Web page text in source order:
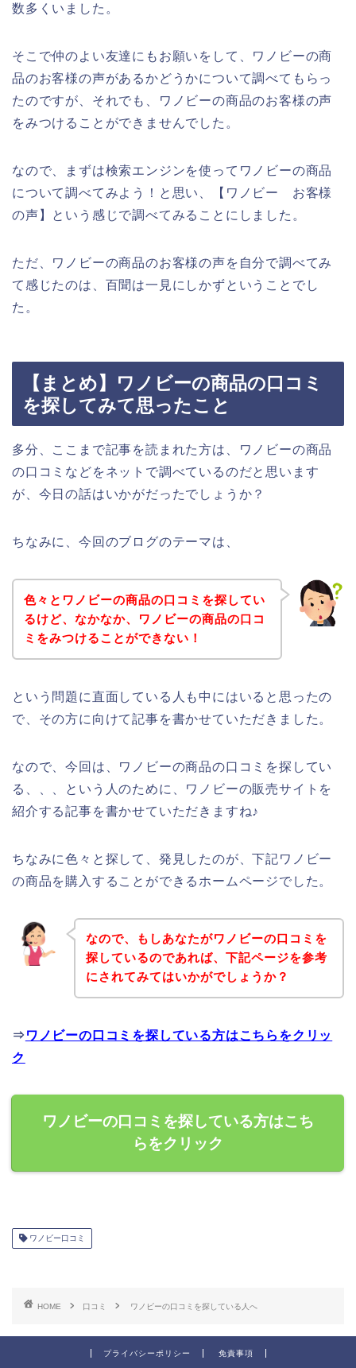
数多くいました。
そこで仲のよい友達にもお願いをして、ワノビーの商
品のお客様の声があるかどうかについて調べてもらっ
たのですが、それでも、ワノビーの商品のお客様の声
をみつけることができませんでした。
なので、まずは検索エンジンを使ってワノビーの商品
について調べてみよう！と思い、【ワノビー お客様
の声】という感じで調べてみることにしました。
ただ、ワノビーの商品のお客様の声を自分で調べてみ
て感じたのは、百聞は一見にしかずということでし
た。
【まとめ】ワノビーの商品の口コミ
を探してみて思ったこと
多分、ここまで記事を読まれた方は、ワノビーの商品
の口コミなどをネットで調べているのだと思います
が、今日の話はいかがだったでしょうか？
ちなみに、今回のブログのテーマは、
色々とワノビーの商品の口コミを探してい
るけど、なかなか、ワノビーの商品の口コ
ミをみつけることができない！
という問題に直面している人も中にはいると思ったの
で、その方に向けて記事を書かせていただきました。
なので、今回は、ワノビーの商品の口コミを探してい
る、、、という人のために、ワノビーの販売サイトを
紹介する記事を書かせていただきますね♪
ちなみに色々と探して、発見したのが、下記ワノビー
の商品を購入することができるホームページでした。
なので、もしあなたがワノビーの口コミを
探しているのであれば、下記ページを参考
にされてみてはいかがでしょうか？
⇒ ワノビーの口コミを探している方はこちらをクリッ
ク
ワノビーの口コミを探している方はこち
らをクリック
ワノビー口コミ
HOME 口コミ ワノビーの口コミを探している人へ
プライバシーポリシー 免責事項